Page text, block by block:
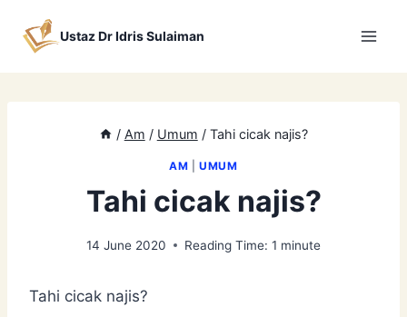
Ustaz Dr Idris Sulaiman
/ Am / Umum / Tahi cicak najis?
AM |UMUM
Tahi cicak najis?
14 June 2020 Reading Time: 1 minute
Tahi cicak najis?